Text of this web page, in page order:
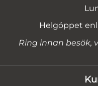
Helgöppet
Ring innan besök,